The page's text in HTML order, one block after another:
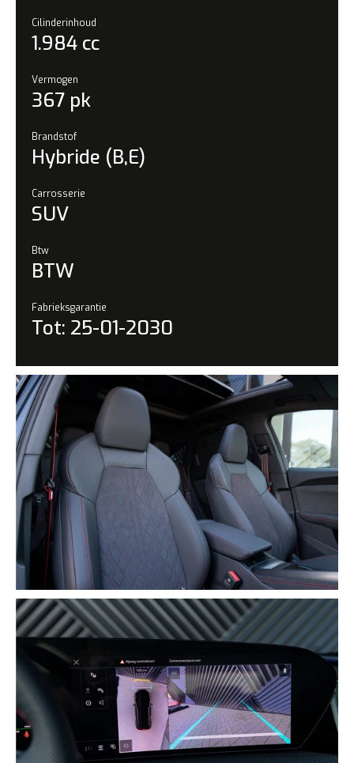
Cilinderinhoud
1.984 cc
Vermogen
367 pk
Brandstof
Hybride (B,E)
Carrosserie
SUV
Btw
BTW
Fabrieksgarantie
Tot: 25-01-2030